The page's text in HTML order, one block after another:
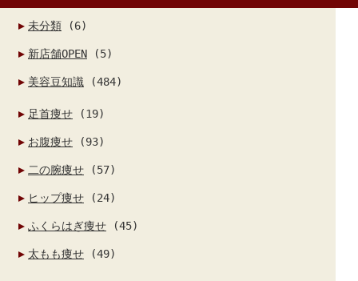
未分類 (6)
新店舗OPEN (5)
美容豆知識 (484)
足首痩せ (19)
お腹痩せ (93)
二の腕痩せ (57)
ヒップ痩せ (24)
ふくらはぎ痩せ (45)
太もも痩せ (49)